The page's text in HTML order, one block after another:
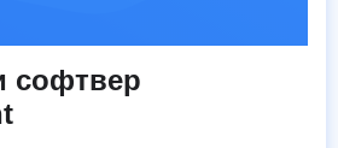
софтвер